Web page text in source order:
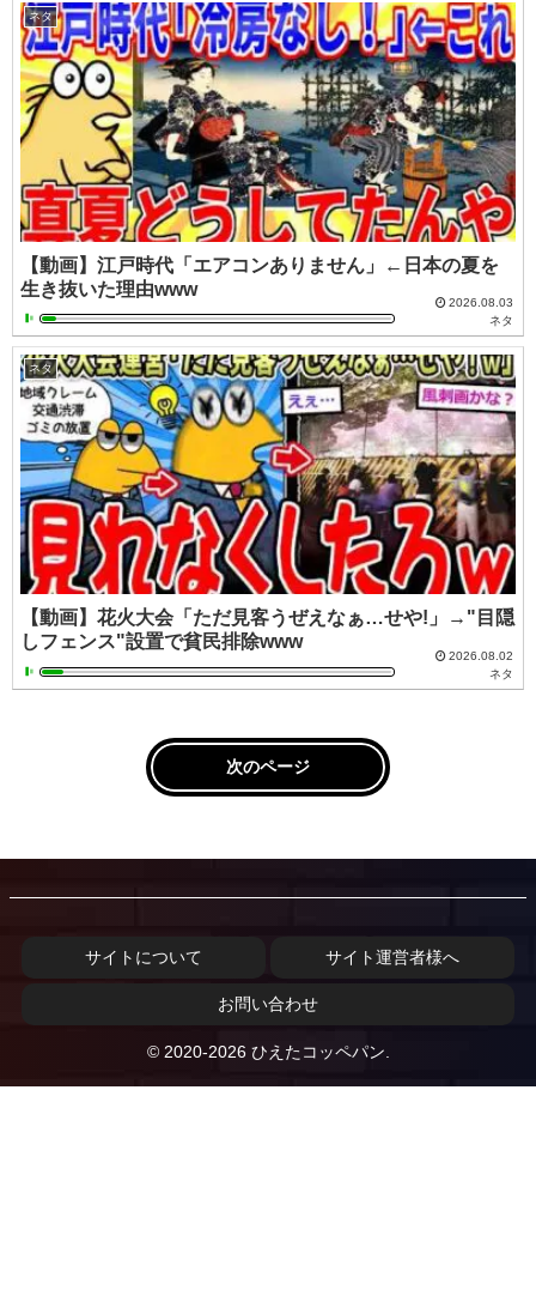
ネタ
【動画】江戸時代「エアコンありません」←日本の夏を
生き抜いた理由www
2026.08.03
ネタ
ネタ
【動画】花火大会「ただ見客うぜえなぁ…せや!」→"目隠
しフェンス"設置で貧民排除www
2026.08.02
ネタ
次のページ
サイトについて サイト運営者様へ
お問い合わせ
© 2020-2026 ひえたコッペパン.